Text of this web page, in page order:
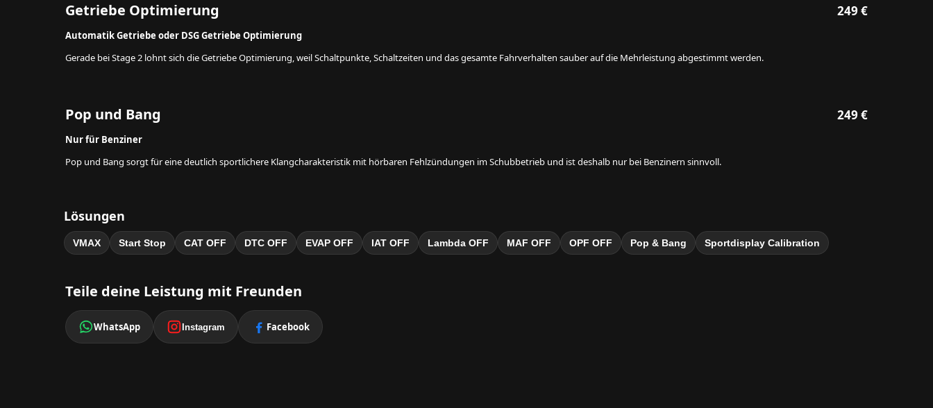
Getriebe Optimierung 249 €
Automatik Getriebe oder DSG Getriebe Optimierung
Gerade bei Stage 2 lohnt sich die Getriebe Optimierung, weil Schaltpunkte, Schaltzeiten und das gesamte Fahrverhalten sauber auf die Mehrleistung abgestimmt werden.
Pop und Bang 249 €
Nur für Benziner
Pop und Bang sorgt für eine deutlich sportlichere Klangcharakteristik mit hörbaren Fehlzündungen im Schubbetrieb und ist deshalb nur bei Benzinern sinnvoll.
Lösungen
VMAX Start Stop CAT OFF DTC OFF EVAP OFF IAT OFF Lambda OFF MAF OFF OPF OFF Pop & Bang Sportdisplay Calibration
Teile deine Leistung mit Freunden
WhatsApp Instagram Facebook